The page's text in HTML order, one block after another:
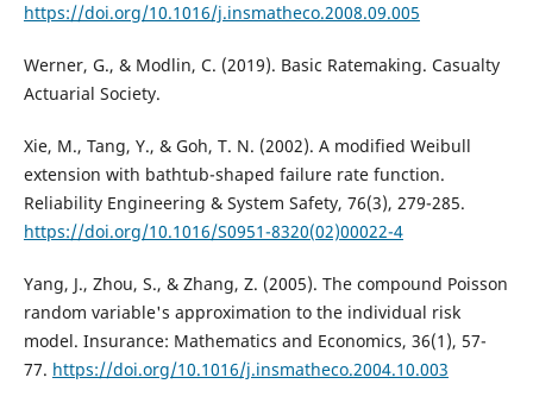
https://doi.org/10.1016/j.insmatheco.2008.09.005
Werner, G., & Modlin, C. (2019). Basic Ratemaking. Casualty
Actuarial Society.
Xie, M., Tang, Y., & Goh, T. N. (2002). A modified Weibull
extension with bathtub-shaped failure rate function.
Reliability Engineering & System Safety, 76(3), 279-285.
https://doi.org/10.1016/S0951-8320(02)00022-4
Yang, J., Zhou, S., & Zhang, Z. (2005). The compound Poisson
random variable's approximation to the individual risk
model. Insurance: Mathematics and Economics, 36(1), 57-
77. https://doi.org/10.1016/j.insmatheco.2004.10.003